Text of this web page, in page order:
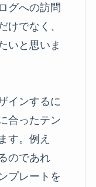
グへの訪問
けでなく、
いと思いま
インするに
合ったテン
す。例え
のであれ
プレートを